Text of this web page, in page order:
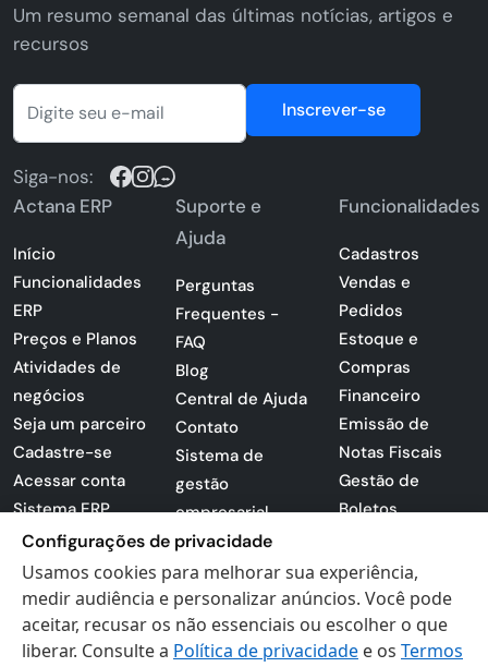
Um resumo semanal das últimas notícias, artigos e
recursos
Inscrever-se
Siga-nos:
Actana ERP
Início
Funcionalidades
ERP
Preços e Planos
Atividades de
negócios
Seja um parceiro
Cadastre-se
Acessar conta
Sistema ERP
Apresentação
PDF
Loja -
Certificados
Digitais
Suporte e
Ajuda
Perguntas
Frequentes -
FAQ
Blog
Central de Ajuda
Contato
Sistema de
gestão
empresarial
Sistema para
lojas
Preferências de
cookies
Politica de
Funcionalidades
Cadastros
Vendas e
Pedidos
Estoque e
Compras
Financeiro
Emissão de
Notas Fiscais
Gestão de
Boletos
Configurações de privacidade
Usamos cookies para melhorar sua experiência,
medir audiência e personalizar anúncios. Você pode
aceitar, recusar os não essenciais ou escolher o que
liberar. Consulte a Política de privacidade e os Termos